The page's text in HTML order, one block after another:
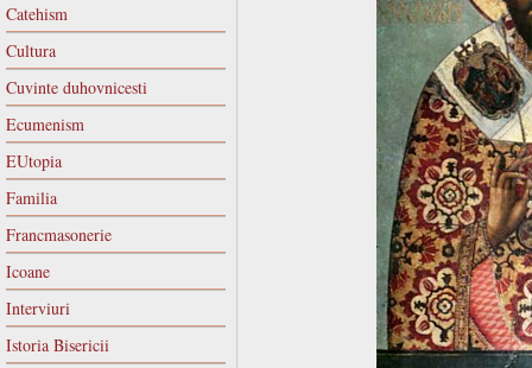
Catehism
Cultura
Cuvinte duhovnicesti
Ecumenism
EUtopia
Familia
Francmasonerie
Icoane
Interviuri
Istoria Bisericii